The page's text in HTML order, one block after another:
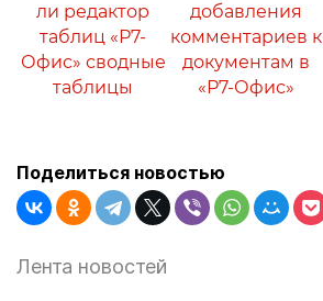
ли редактор
таблиц «Р7-
Офис» сводные
таблицы
добавления
комментариев к
документам в
«Р7-Офис»
Поделиться новостью
Лента новостей